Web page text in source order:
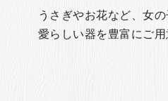
うさぎやお花など、女
愛らしい器を豊富にご